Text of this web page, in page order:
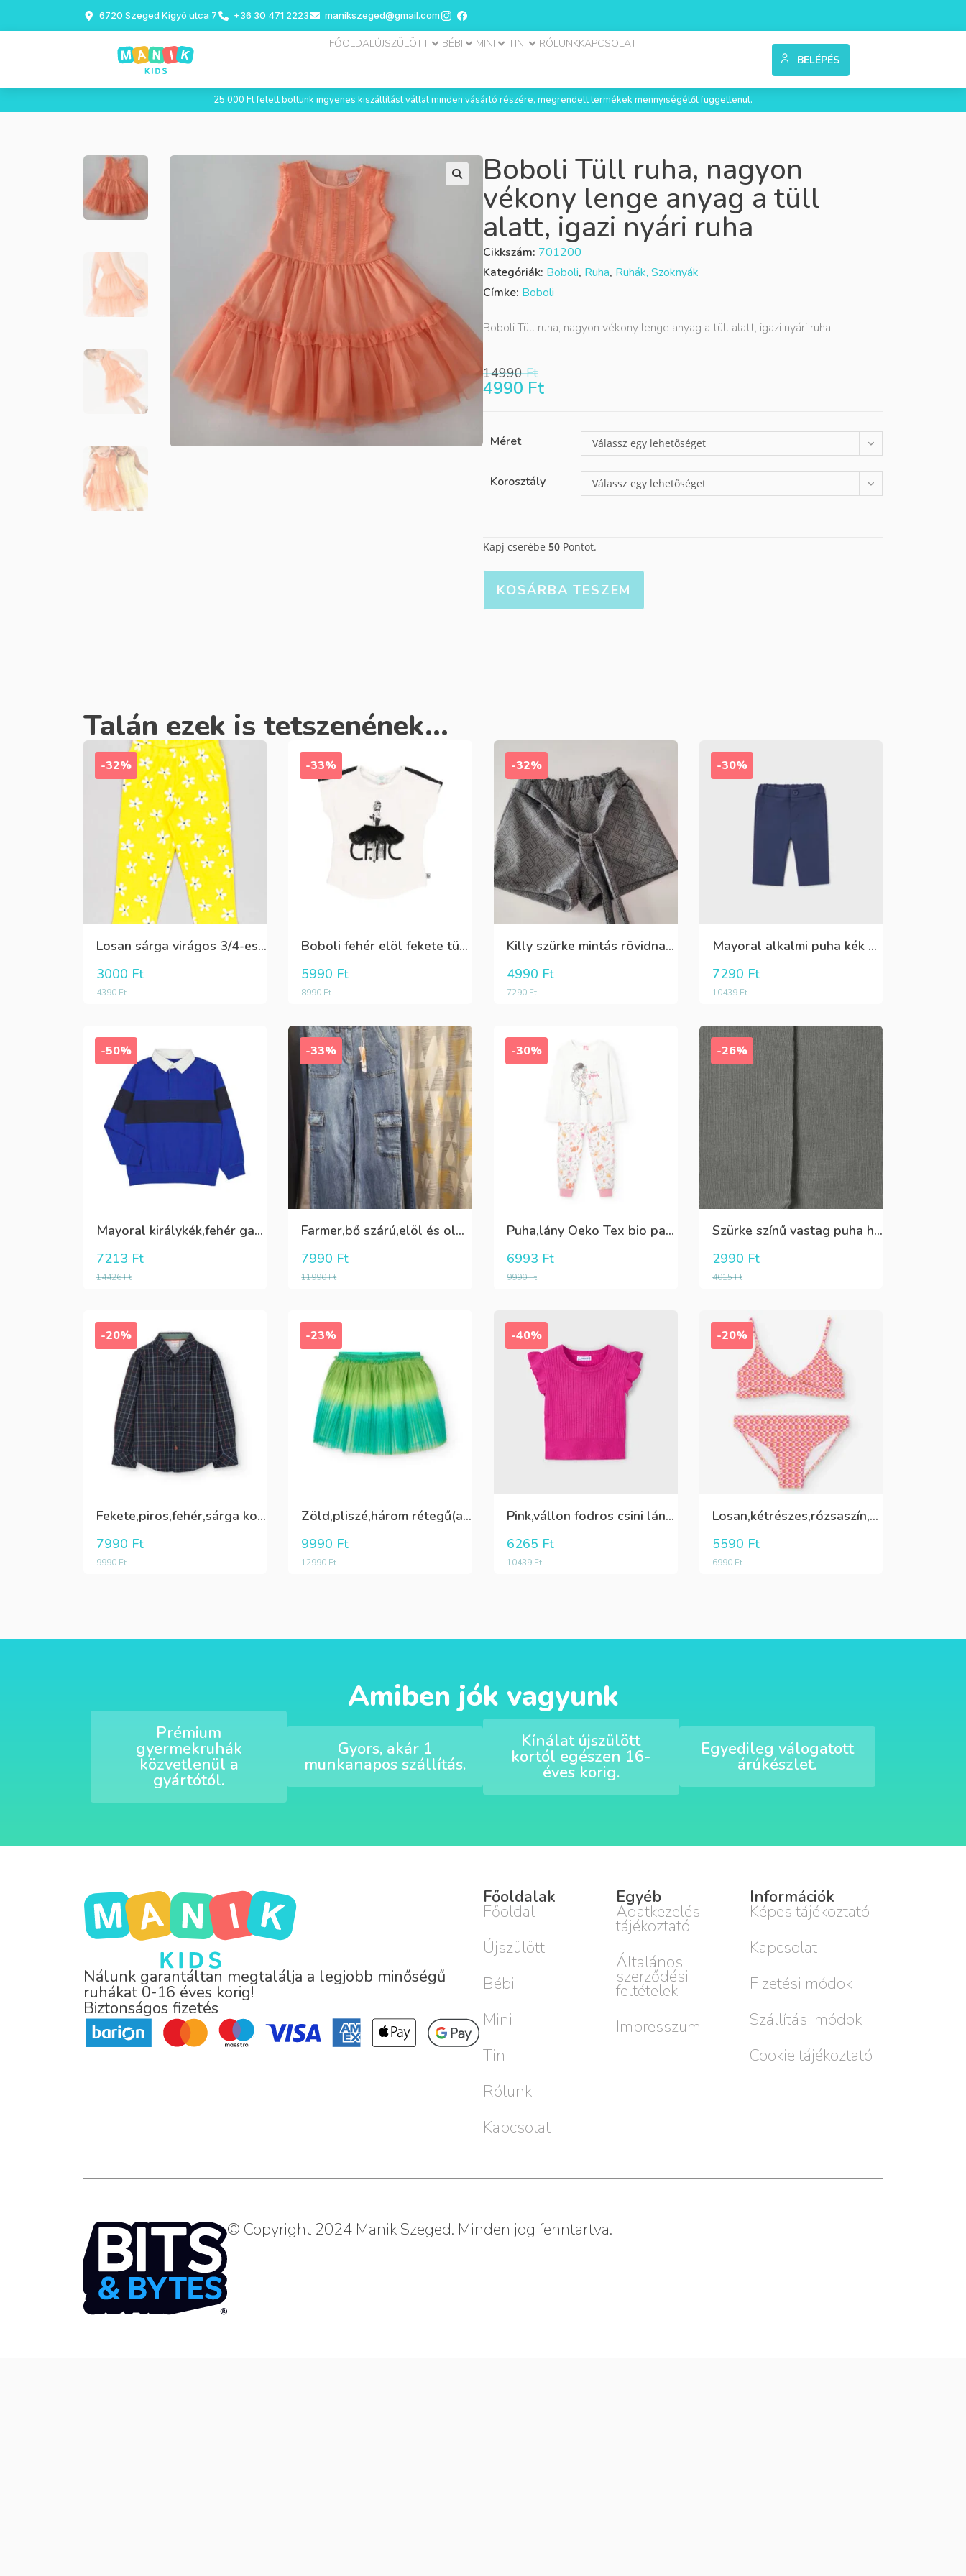
6720 Szeged Kigyó utca 7 +36 30 471 2223 manikszeged@gmail.com
FŐOLDALÚJSZÜLÖTT BÉBI MINI TINI RÓLUNKKAPCSOLAT
BELÉPÉS
25 000 Ft felett boltunk ingyenes kiszállítást vállal minden vásárló részére, megrendelt termékek mennyiségétől függetlenül.
Boboli Tüll ruha, nagyon
vékony lenge anyag a tüll
alatt, igazi nyári ruha
Cikkszám: 701200
Kategóriák: Boboli, Ruha, Ruhák, Szoknyák
Címke: Boboli
Boboli Tüll ruha, nagyon vékony lenge anyag a tüll alatt, igazi nyári ruha
14990Ft
4990 Ft
Méret Válassz egy lehetőséget
Korosztály Válassz egy lehetőséget
Kapj cserébe 50 Pontot.
KOSÁRBA TESZEM
Talán ezek is tetszenének...
-32%
Losan sárga virágos 3/4-es leggings
4390Ft
3000 Ft
-33%
Boboli fehér elöl fekete tüll+gyöngyös csini póló
8990Ft
5990 Ft
-32%
Killy szürke mintás rövidnadrág
7290Ft
4990 Ft
-30%
Mayoral alkalmi puha kék élre vasalt nadrág, behúzható derékrésszel
10439Ft
7290 Ft
-50%
Mayoral királykék,fehér galléros hosszú ujjú póló Tini fiúknak
14426Ft
7213 Ft
-33%
Farmer,bő szárú,elöl és oldalt zsebes lány nadrág
11990Ft
7990 Ft
-30%
Puha,lány Oeko Tex bio pamut hosszú pizsama
9990Ft
6993 Ft
-26%
Szürke színű vastag puha harisnya
4015Ft
2990 Ft
-20%
Fekete,piros,fehér,sárga kockás ing
9990Ft
7990 Ft
-23%
Zöld,pliszé,három rétegű(alatta csillogó tüll+kiwizöld vászon) szoknya
12990Ft
9990 Ft
-40%
Pink,vállon fodros csini lány kötött póló
10439Ft
6265 Ft
-20%
Losan,kétrészes,rózsaszín,sárga,krém színű fürdőruha
6990Ft
5590 Ft
Amiben jók vagyunk
Prémium
gyermekruhák
közvetlenül a
gyártótól.
Gyors, akár 1
munkanapos szállítás.
Kínálat újszülött
kortól egészen 16-
éves korig.
Egyedileg válogatott
árúkészlet.
Nálunk garantáltan megtalálja a legjobb minőségű
ruhákat 0-16 éves korig!
Biztonságos fizetés
Főoldalak
Főoldal
Újszülött
Bébi
Mini
Tini
Rólunk
Kapcsolat
Egyéb
Adatkezelési
tájékoztató
Általános
szerződési
feltételek
Impresszum
Információk
Képes tájékoztató
Kapcsolat
Fizetési módok
Szállítási módok
Cookie tájékoztató
© Copyright 2024 Manik Szeged. Minden jog fenntartva.